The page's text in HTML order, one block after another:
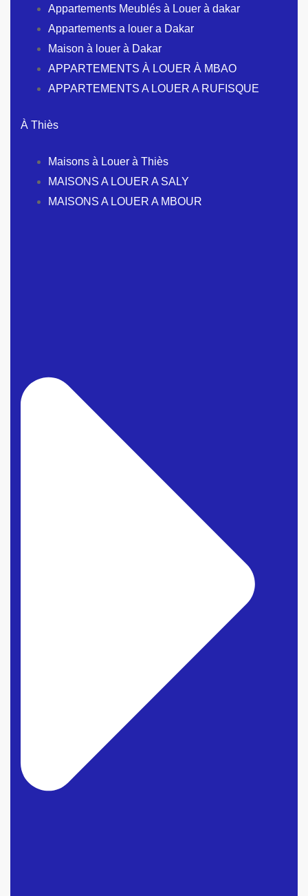
Appartements Meublés à Louer à dakar
Appartements a louer a Dakar
Maison à louer à Dakar
APPARTEMENTS À LOUER À MBAO
APPARTEMENTS A LOUER A RUFISQUE
À Thiès
Maisons à Louer à Thiès
MAISONS A LOUER A SALY
MAISONS A LOUER A MBOUR